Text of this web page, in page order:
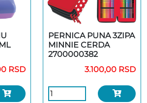
RSD
PERNICA PUNA 3ZIPA
MINNIE CERDA
2700000382
3.100,00 RSD